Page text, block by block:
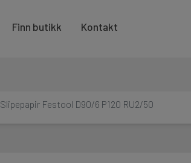
Finn butikk Kontakt
Slipepapir Festool D90/6 P120 RU2/50